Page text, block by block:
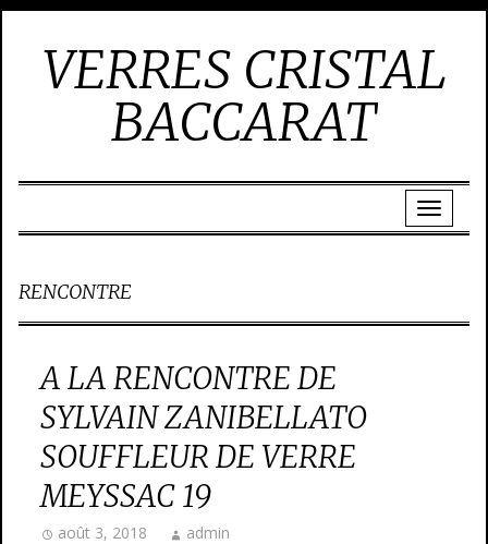
VERRES CRISTAL
BACCARAT
RENCONTRE
A LA RENCONTRE DE
SYLVAIN ZANIBELLATO
SOUFFLEUR DE VERRE
MEYSSAC 19
août 3, 2018 admin